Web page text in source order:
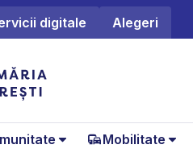
digitale Alegeri
Mobilitate